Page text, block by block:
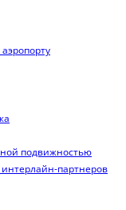
подвижностью
партнеров